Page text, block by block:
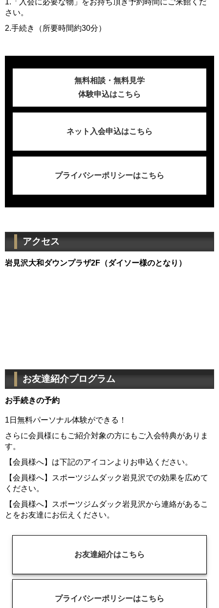
1.「入会に必要な物」をお持ち頂き予約時間にご来館くだ
さい。
2.手続き（所要時間約30分）
無料相談・無料見学
体験申込はこちら
ネット入会申込はこちら
プライバシーポリシーはこちら
アクセス
岩見沢大和ダウンプラザ2F（ダイソー様のとなり）
お友達紹介プログラム
お手続きの予約
1日無料パーソナル体験ができる！
さらに会員様にもご紹介対象の方にもご入会特典がありま
す。
【会員様へ】は下記のアイコンよりお申込ください。
【会員様へ】スポーツジムダック岩見沢での効果を広めて
ください。
【会員様へ】スポーツジムダック岩見沢から連絡があるこ
とをお友達にお伝えください。
お友達紹介はこちら
プライバシーポリシーはこちら